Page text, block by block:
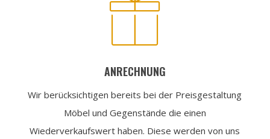

ANRECHNUNG
Wir berücksichtigen bereits bei der Preisgestaltung
Möbel und Gegenstände die einen
Wiederverkaufswert haben. Diese werden von uns